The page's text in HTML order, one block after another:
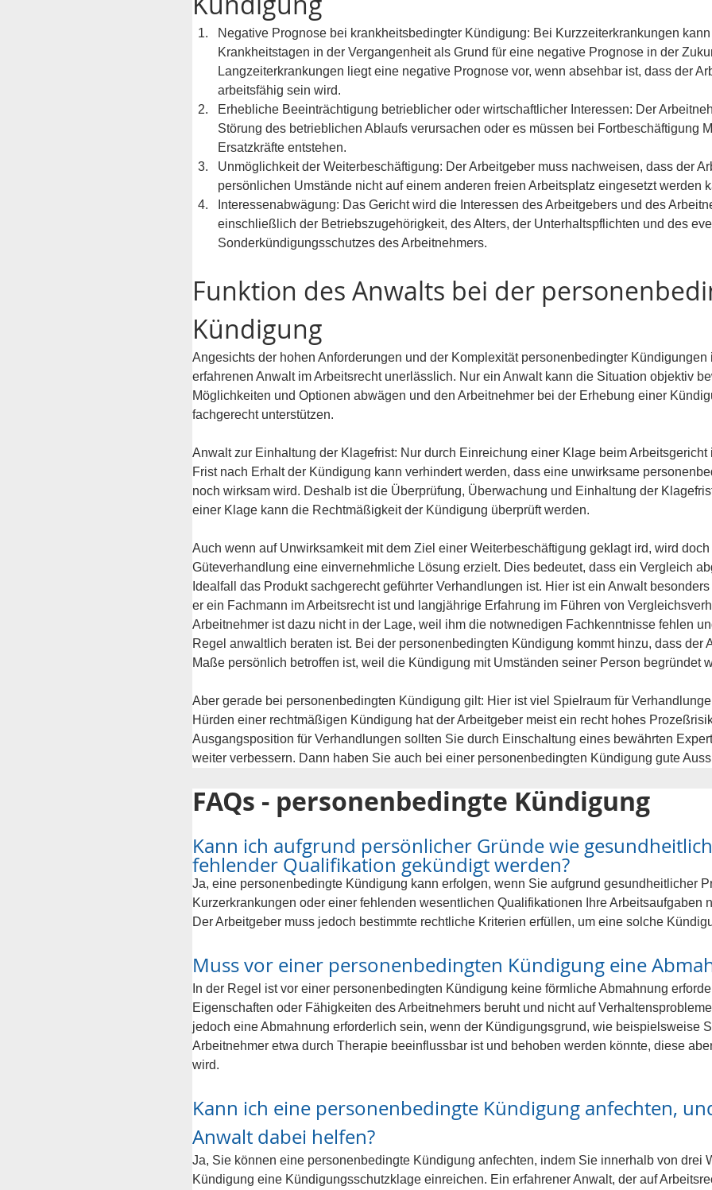
Negative Prognose bei krankheitsbedingter Kündigung: Bei Kurzzeiterkrankungen
Krankheitstagen in der Vergangenheit als Grund für eine negative Prognose in der
Langzeiterkrankungen liegt eine negative Prognose vor, wenn absehbar ist, dass der
arbeitsfähig sein wird.
Erhebliche Beeinträchtigung betrieblicher oder wirtschaftlicher Interessen: Der
Störung des betrieblichen Ablaufs verursachen oder es müssen bei Fortbeschäftigung
Ersatzkräfte entstehen.
Unmöglichkeit der Weiterbeschäftigung: Der Arbeitgeber muss nachweisen, dass der
persönlichen Umstände nicht auf einem anderen freien Arbeitsplatz eingesetzt werden
Interessenabwägung: Das Gericht wird die Interessen des Arbeitgebers und des
einschließlich der Betriebszugehörigkeit, des Alters, der Unterhaltspflichten und des
Sonderkündigungsschutzes des Arbeitnehmers.
Funktion des Anwalts bei der
Kündigung
Angesichts der hohen Anforderungen und der Komplexität personenbedingter
erfahrenen Anwalt im Arbeitsrecht unerlässlich. Nur ein Anwalt kann die Situation objektiv
Möglichkeiten und Optionen abwägen und den Arbeitnehmer bei der Erhebung einer
fachgerecht unterstützen.
Anwalt zur Einhaltung der Klagefrist: Nur durch Einreichung einer Klage beim
Frist nach Erhalt der Kündigung kann verhindert werden, dass eine unwirksame
noch wirksam wird. Deshalb ist die Überprüfung, Überwachung und Einhaltung der
einer Klage kann die Rechtmäßigkeit der Kündigung überprüft werden.
Auch wenn auf Unwirksamkeit mit dem Ziel einer Weiterbeschäftigung geklagt ird, wird
Güteverhandlung eine einvernehmliche Lösung erzielt. Dies bedeutet, dass ein Vergleich
Idealfall das Produkt sachgerecht geführter Verhandlungen ist. Hier ist ein Anwalt
er ein Fachmann im Arbeitsrecht ist und langjährige Erfahrung im Führen von
Arbeitnehmer ist dazu nicht in der Lage, weil ihm die notwnedigen Fachkenntnisse fehlen
Regel anwaltlich beraten ist. Bei der personenbedingten Kündigung kommt hinzu, dass der
Maße persönlich betroffen ist, weil die Kündigung mit Umständen seiner Person begründet
Aber gerade bei personenbedingten Kündigung gilt: Hier ist viel Spielraum für
Hürden einer rechtmäßigen Kündigung hat der Arbeitgeber meist ein recht hohes
Ausgangsposition für Verhandlungen sollten Sie durch Einschaltung eines bewährten
weiter verbessern. Dann haben Sie auch bei einer personenbedingten Kündigung gute
FAQs - personenbedingte Kündigung
Kann ich aufgrund persönlicher Gründe wie
fehlender Qualifikation gekündigt werden?
Ja, eine personenbedingte Kündigung kann erfolgen, wenn Sie aufgrund gesundheitlicher
Kurzerkrankungen oder einer fehlenden wesentlichen Qualifikationen Ihre Arbeitsaufgaben
Der Arbeitgeber muss jedoch bestimmte rechtliche Kriterien erfüllen, um eine solche
Muss vor einer personenbedingten Kündigung eine
In der Regel ist vor einer personenbedingten Kündigung keine förmliche Abmahnung
Eigenschaften oder Fähigkeiten des Arbeitnehmers beruht und nicht auf
jedoch eine Abmahnung erforderlich sein, wenn der Kündigungsgrund, wie beispielsweise
Arbeitnehmer etwa durch Therapie beeinflussbar ist und behoben werden könnte, diese
wird.
Kann ich eine personenbedingte Kündigung anfechten,
Anwalt dabei helfen?
Ja, Sie können eine personenbedingte Kündigung anfechten, indem Sie innerhalb von drei
Kündigung eine Kündigungsschutzklage einreichen. Ein erfahrener Anwalt, der auf